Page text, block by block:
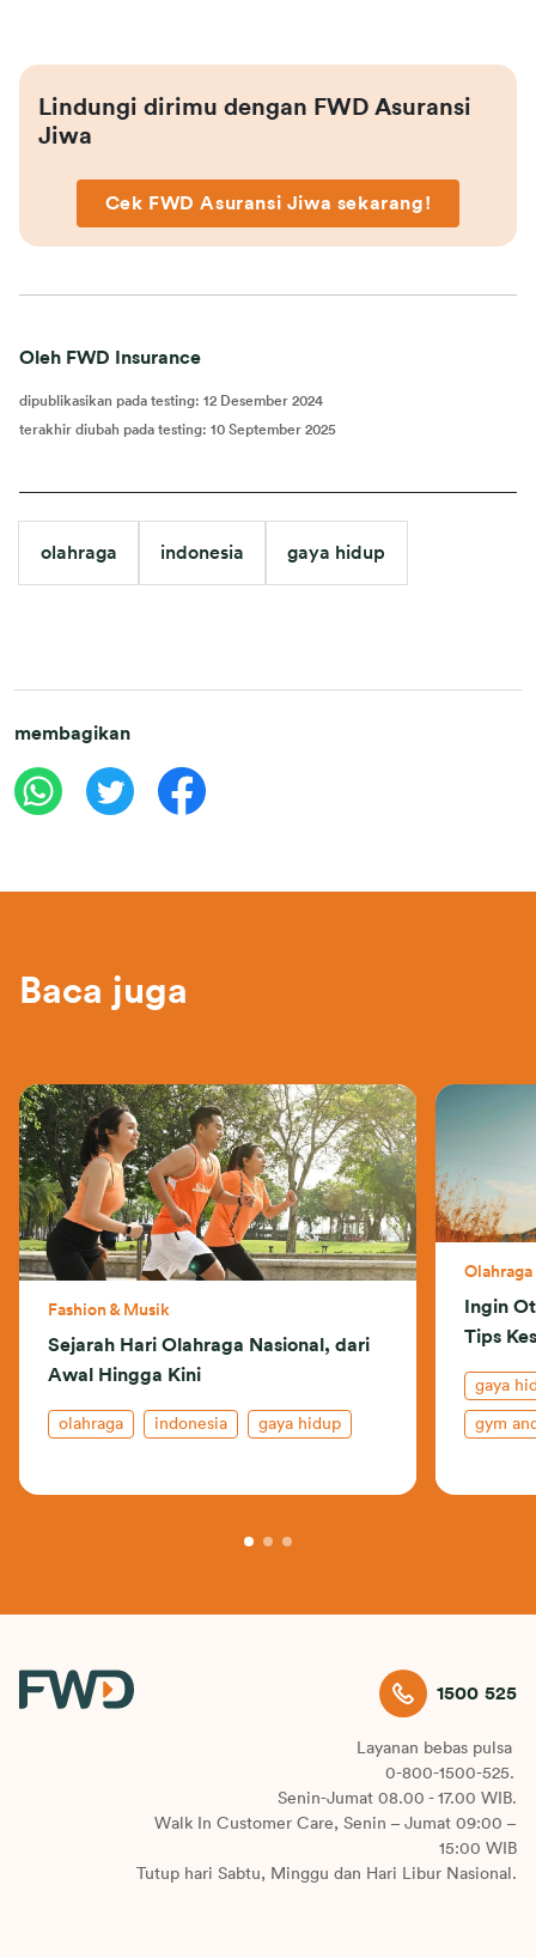
Lindungi dirimu dengan FWD Asuransi
Jiwa
Cek FWD Asuransi Jiwa sekarang!
Oleh FWD Insurance
dipublikasikan pada testing: 12 Desember 2024
terakhir diubah pada testing: 10 September 2025
olahraga indonesia gaya hidup
membagikan
Baca juga
Fashion & Musik
Sejarah Hari Olahraga Nasional, dari
Awal Hingga Kini
olahraga indonesia gaya hidup
Olahraga
Ingin
Tips
gaya
gym
1500 525
Layanan bebas pulsa
0-800-1500-525.
Senin-Jumat 08.00 - 17.00 WIB.
Walk In Customer Care, Senin – Jumat 09:00 –
15:00 WIB
Tutup hari Sabtu, Minggu dan Hari Libur Nasional.